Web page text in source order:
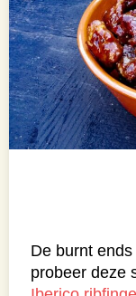
De burnt
probeer deze